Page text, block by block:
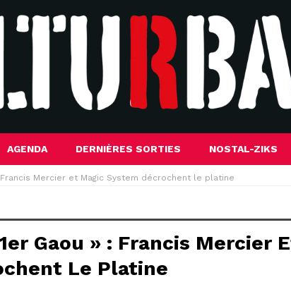
AGENDA DERNIÈRES SORTIES NOSTAL-ZIKS
Francis Mercier et Magic System décrochent le platine
Gaou » : Francis Mercier
Le Platine